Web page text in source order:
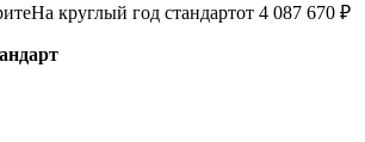
На круглый год стандартот 4 087 670 ₽